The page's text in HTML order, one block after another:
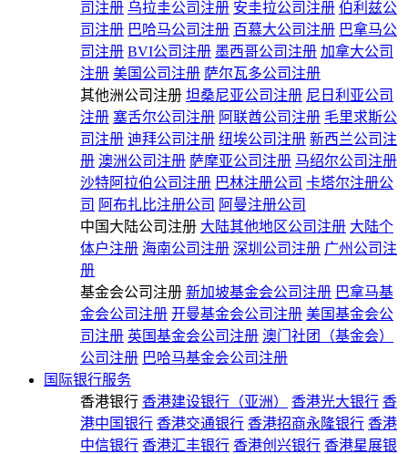
司注册 乌拉圭公司注册 安圭拉公司注册 伯利兹公
司注册 巴哈马公司注册 百慕大公司注册 巴拿马公
司注册 BVI公司注册 墨西哥公司注册 加拿大公司
注册 美国公司注册 萨尔瓦多公司注册
其他洲公司注册 坦桑尼亚公司注册 尼日利亚公司
注册 塞舌尔公司注册 阿联酋公司注册 毛里求斯公
司注册 迪拜公司注册 纽埃公司注册 新西兰公司注
册 澳洲公司注册 萨摩亚公司注册 马绍尔公司注册
沙特阿拉伯公司注册 巴林注册公司 卡塔尔注册公
司 阿布扎比注册公司 阿曼注册公司
中国大陆公司注册 大陆其他地区公司注册 大陆个
体户注册 海南公司注册 深圳公司注册 广州公司注
册
基金会公司注册 新加坡基金会公司注册 巴拿马基
金会公司注册 开曼基金会公司注册 美国基金会公
司注册 英国基金会公司注册 澳门社团（基金会）
公司注册 巴哈马基金会公司注册
国际银行服务
香港银行 香港建设银行（亚洲） 香港光大银行 香
港中国银行 香港交通银行 香港招商永隆银行 香港
中信银行 香港汇丰银行 香港创兴银行 香港星展银